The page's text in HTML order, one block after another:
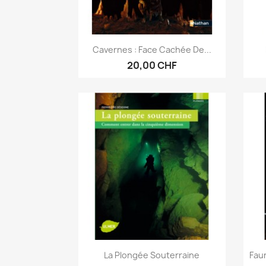
 Vorschau
Cavernes : Face Cachée De...
20,00 CHF
Vorschau
La Plongée Souterraine